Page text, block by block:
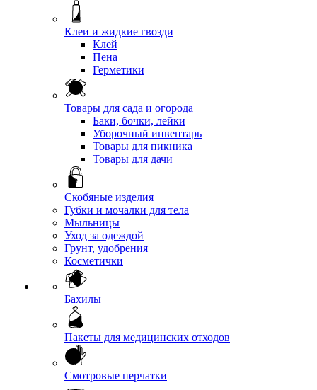
Клеи и жидкие гвозди
Клей
Пена
Герметики
Товары для сада и огорода
Баки, бочки, лейки
Уборочный инвентарь
Товары для пикника
Товары для дачи
Скобяные изделия
Губки и мочалки для тела
Мыльницы
Уход за одеждой
Грунт, удобрения
Косметички
Бахилы
Пакеты для медицинских отходов
Смотровые перчатки